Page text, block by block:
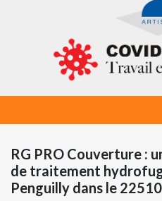
RG PRO Couverture :
de traitement
Penguilly dans le